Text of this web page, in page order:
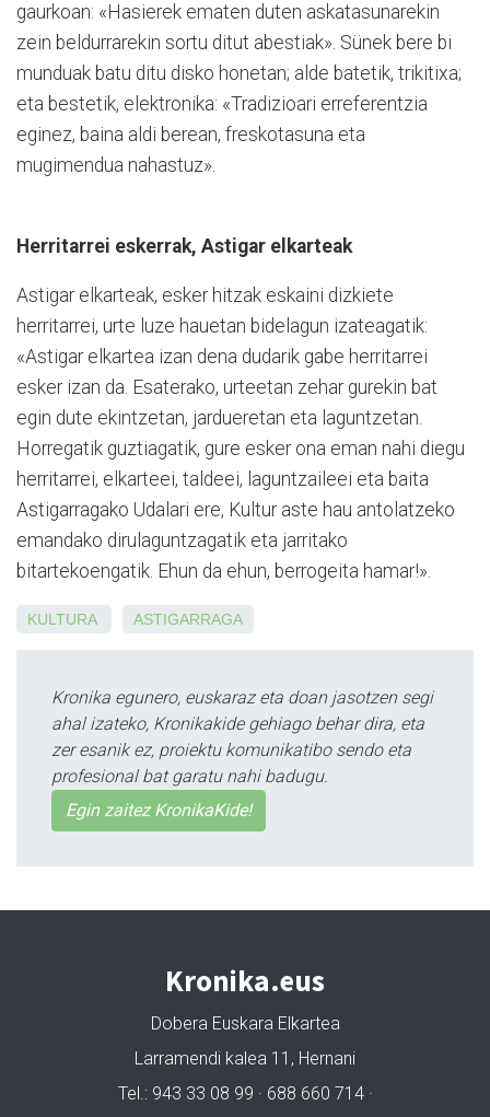
gaurkoan: «Hasierek ematen duten askatasunarekin
zein beldurrarekin sortu ditut abestiak». Sünek bere bi
munduak batu ditu disko honetan; alde batetik, trikitixa;
eta bestetik, elektronika: «Tradizioari erreferentzia
eginez, baina aldi berean, freskotasuna eta
mugimendua nahastuz».
Herritarrei eskerrak, Astigar elkarteak
Astigar elkarteak, esker hitzak eskaini dizkiete
herritarrei, urte luze hauetan bidelagun izateagatik:
«Astigar elkartea izan dena dudarik gabe herritarrei
esker izan da. Esaterako, urteetan zehar gurekin bat
egin dute ekintzetan, jardueretan eta laguntzetan.
Horregatik guztiagatik, gure esker ona eman nahi diegu
herritarrei, elkarteei, taldeei, laguntzaileei eta baita
Astigarragako Udalari ere, Kultur aste hau antolatzeko
emandako dirulaguntzagatik eta jarritako
bitartekoengatik. Ehun da ehun, berrogeita hamar!».
KULTURA ASTIGARRAGA
Kronika egunero, euskaraz eta doan jasotzen segi
ahal izateko, Kronikakide gehiago behar dira, eta
zer esanik ez, proiektu komunikatibo sendo eta
profesional bat garatu nahi badugu.
Egin zaitez KronikaKide!
Kronika.eus
Dobera Euskara Elkartea
Larramendi kalea 11, Hernani
Tel.: 943 33 08 99 · 688 660 714 ·